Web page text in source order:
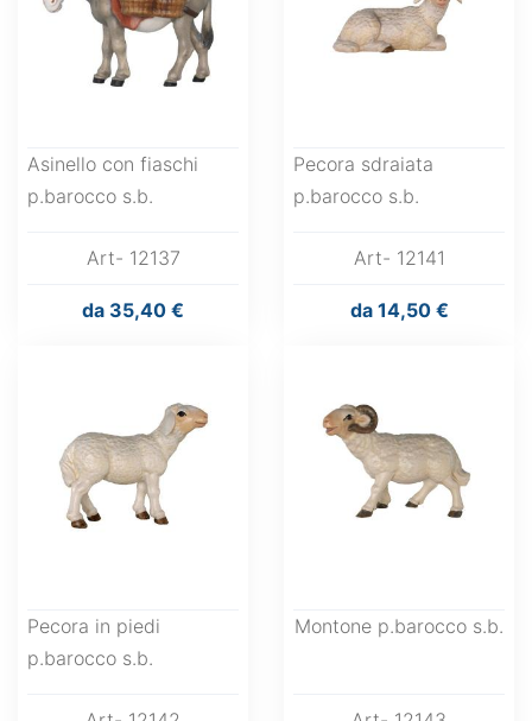
Asinello con fiaschi
p.barocco s.b.
Art- 12137
da 35,40 €
Pecora sdraiata
p.barocco s.b.
Art- 12141
da14,50 €
Pecora in piedi
p.barocco s.b.
Montone p.barocco s.b.